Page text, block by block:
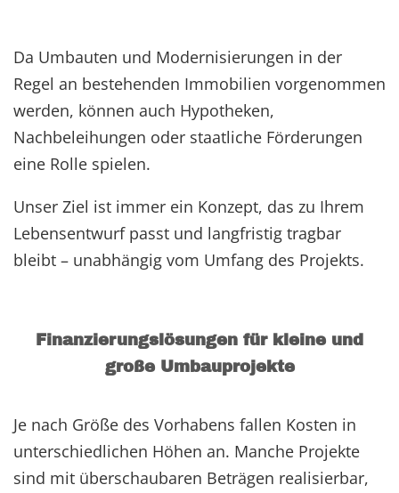
Da Umbauten und Modernisierungen in der
Regel an bestehenden Immobilien vorgenommen
werden, können auch Hypotheken,
Nachbeleihungen oder staatliche Förderungen
eine Rolle spielen.
Unser Ziel ist immer ein Konzept, das zu Ihrem
Lebensentwurf passt und langfristig tragbar
bleibt – unabhängig vom Umfang des Projekts.
Finanzierungslösungen für kleine und
große Umbauprojekte
Je nach Größe des Vorhabens fallen Kosten in
unterschiedlichen Höhen an. Manche Projekte
sind mit überschaubaren Beträgen realisierbar,